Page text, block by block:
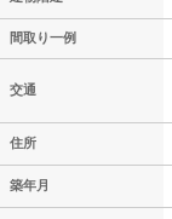
間取り一例
交通
住所
築年月